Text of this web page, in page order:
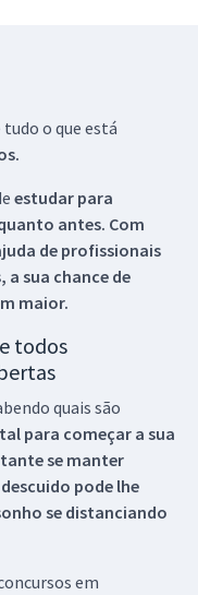
o que está
estudar para
antes. Com
de profissionais
a sua chance de
maior.
todos
quais são
para começar a sua
se manter
pode lhe
se distanciando
em